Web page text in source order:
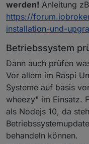
werden! Anleitung
https://
installation-und-
Betriebssystem
Dann auch prüfen
Vor allem im Raspi
Systeme auf basis
wheezy" im Einsatz.
als Nodejs 10, da
behandeln können.